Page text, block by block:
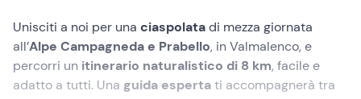
Unisciti a noi per una ciaspolatadi mezza giornata
all’Alpe Campagneda e Prabello, in Valmalenco, e
percorri un itinerario naturalistico di 8 km, facile e
adatto a tutti. Una guida espertati accompagnerà tra